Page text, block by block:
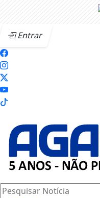
Entrar
Pesquisar Notícia